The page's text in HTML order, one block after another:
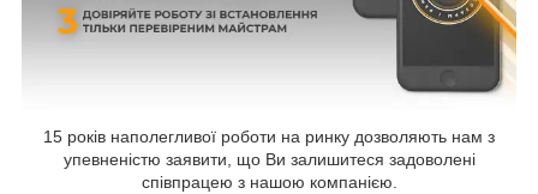
15 років наполегливої роботи на ринку дозволяють нам з
упевненістю заявити, що Ви залишитеся задоволені
співпрацею з нашою компанією.